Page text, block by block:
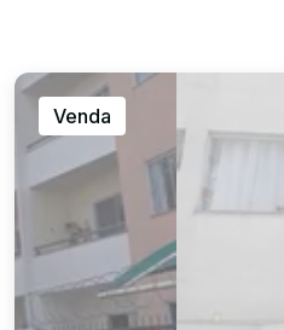
Venda